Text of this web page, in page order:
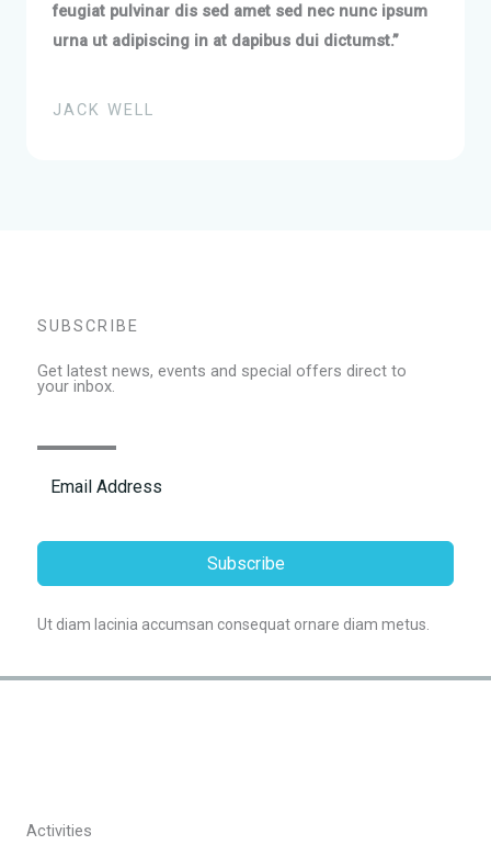
feugiat pulvinar dis sed amet sed nec nunc ipsum
urna ut adipiscing in at dapibus dui dictumst.”
JACK WELL
SUBSCRIBE
Get latest news, events and special offers direct to
your inbox.
Subscribe
Ut diam lacinia accumsan consequat ornare diam metus.
Activities